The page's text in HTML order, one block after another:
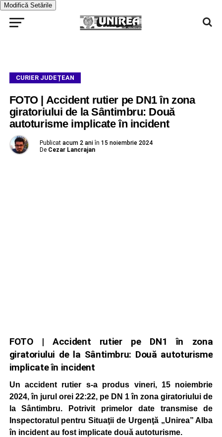
Modifică Setările
CURIER JUDEȚEAN
FOTO | Accident rutier pe DN1 în zona
giratoriului de la Sântimbru: Două
autoturisme implicate în incident
Publicat acum 2 ani în 15 noiembrie 2024
De Cezar Lancrajan
FOTO | Accident rutier pe DN1 în zona
giratoriului de la Sântimbru: Două autoturisme
implicate în incident
Un accident rutier s-a produs vineri, 15 noiembrie
2024, în jurul orei 22:22, pe DN 1 în zona giratoriului de
la Sântimbru. Potrivit primelor date transmise de
Inspectoratul pentru Situaţii de Urgenţă „Unirea” Alba
în incident au fost implicate două autoturisme.